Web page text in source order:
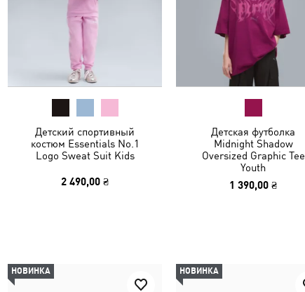
Детский спортивный
костюм Essentials No.1
Logo Sweat Suit Kids
2 490,00 ₴
Детская футболка
Midnight Shadow
Oversized Graphic Tee
Youth
1 390,00 ₴
НОВИНКА НОВИНКА